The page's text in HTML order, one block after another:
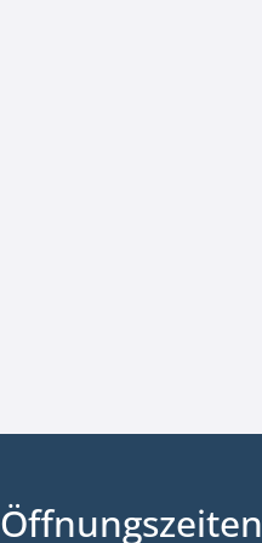
Öffnungszeiten